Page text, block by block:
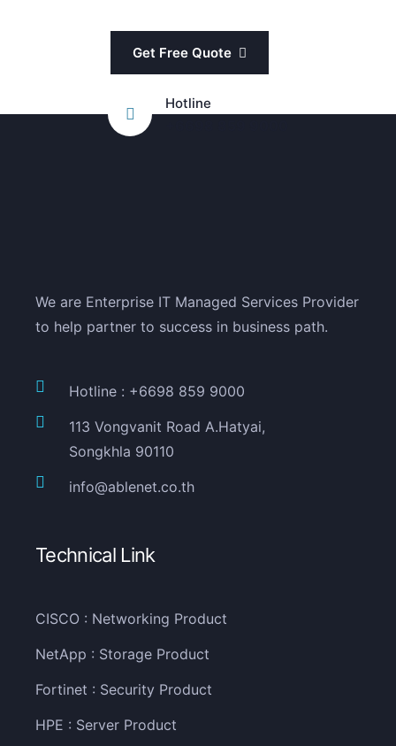
Get Free Quote
Hotline
We are Enterprise IT Managed Services Provider
to help partner to success in business path.
Hotline : +6698 859 9000
113 Vongvanit Road A.Hatyai,
Songkhla 90110
info@ablenet.co.th
Technical Link
CISCO : Networking Product
NetApp : Storage Product
Fortinet : Security Product
HPE : Server Product